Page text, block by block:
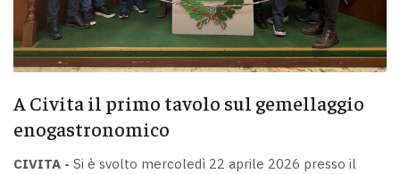
A Civita il primo tavolo sul gemellaggio
enogastronomico
CIVITA - Si è svolto mercoledì 22 aprile 2026 presso il